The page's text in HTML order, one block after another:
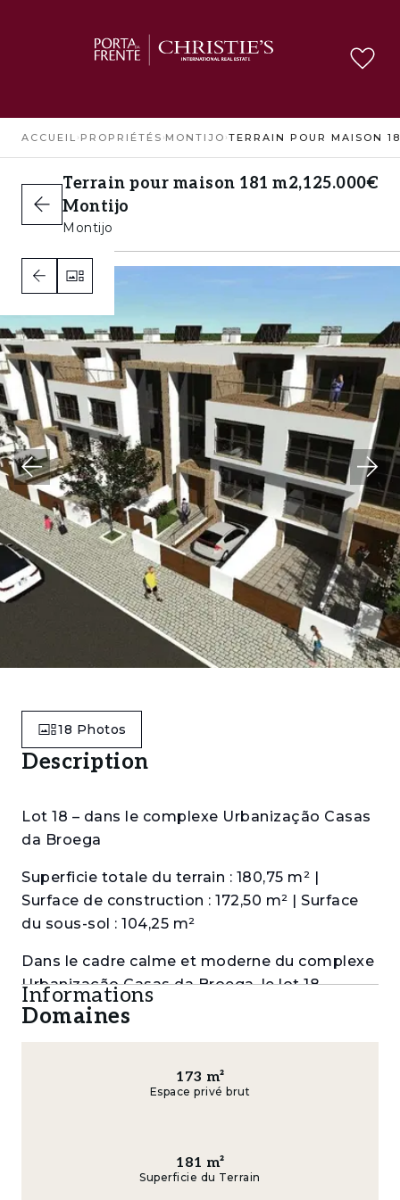
ACCUEIL › PROPRIÉTÉS ›MONTIJO ›
Terrain pour maison 181 m2,
Montijo
Montijo
125.000€
18 Photos
Description
Lot 18 – dans le complexe Urbanização Casas
da Broega
Superficie totale du terrain : 180,75 m² |
Surface de construction : 172,50 m² | Surface
du sous-sol : 104,25 m²
Dans le cadre calme et moderne du complexe
Urbanização Casas da Broega, le lot 18
représente une excellente opportunité de
D'une superficie totale de 180,75 m², ce lot
permet la construction d'une maison
de 104,25 m², parfait pour un garage, un
débarras ou un espace de loisirs.
Informations
Domaines
173 m²
Espace privé brut
181 m²
Superficie du Terrain